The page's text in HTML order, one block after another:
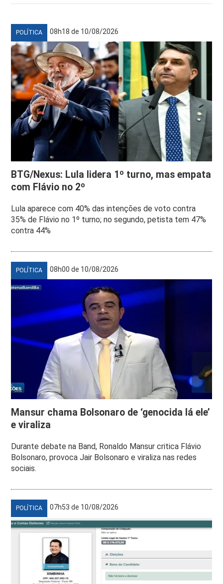
POLÍTICA 08h18 de 10/08/2026
BTG/Nexus: Lula lidera 1º turno, mas empata
com Flávio no 2º
Lula aparece com 40% das intenções de voto contra
35% de Flávio no 1º turno; no segundo, petista tem 47%
contra 44%
POLÍTICA 08h00 de 10/08/2026
Mansur chama Bolsonaro de ‘genocida lá ele’
e viraliza
Durante debate na Band, Ronaldo Mansur critica Flávio
Bolsonaro, provoca Jair Bolsonaro e viraliza nas redes
sociais.
POLÍTICA 07h53 de 10/08/2026